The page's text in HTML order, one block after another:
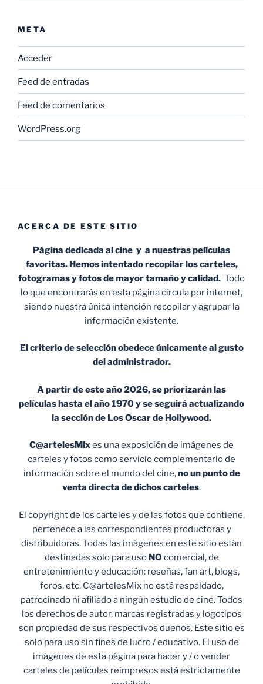
META
Acceder
Feed de entradas
Feed de comentarios
WordPress.org
ACERCA DE ESTE SITIO
Página dedicada al cine y a nuestras películas
favoritas. Hemos intentado recopilar los carteles,
fotogramas y fotos de mayor tamaño y calidad. Todo
lo que encontrarás en esta página circula por internet,
siendo nuestra única intención recopilar y agrupar la
información existente.
El criterio de selección obedece únicamente al gusto
del administrador.
A partir de este año 2026, se priorizarán las
películas hasta el año 1970 y se seguirá actualizando
la sección de Los Oscar de Hollywood.
C@artelesMixes una exposición de imágenes de
carteles y fotos como servicio complementario de
información sobre el mundo del cine,no un punto de
venta directa de dichos carteles.
El copyright de los carteles y de las fotos que contiene,
pertenece a las correspondientes productoras y
distribuidoras. Todas las imágenes en este sitio están
destinadas solo para uso NO comercial, de
entretenimiento y educación: reseñas, fan art, blogs,
foros, etc. C@artelesMix no está respaldado,
patrocinado ni afiliado a ningún estudio de cine. Todos
los derechos de autor, marcas registradas y logotipos
son propiedad de sus respectivos dueños. Este sitio es
solo para uso sin fines de lucro / educativo. El uso de
imágenes de esta página para hacer y / o vender
carteles de películas reimpresos está estrictamente